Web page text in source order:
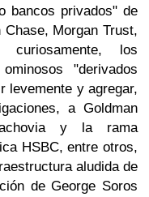
bancos privados" de
Morgan Trust,
los
"derivados
levemente y agregar,
a Goldman
y la rama
HSBC, entre otros,
aludida de
de George Soros